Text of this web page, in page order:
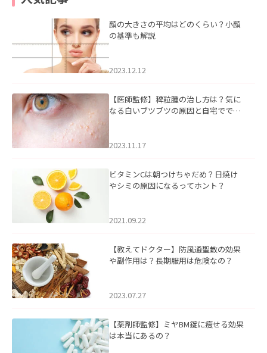
顔の大きさの平均はどのくらい？小顔
の基準も解説
2023.12.12
【医師監修】稗粒腫の治し方は？気に
なる白いブツブツの原因と自宅ででき
2023.11.17
ビタミンCは朝つけちゃだめ？日焼け
やシミの原因になるってホント？
2021.09.22
【教えてドクター】防風通聖散の効果
や副作用は？長期服用は危険なの？
2023.07.27
【薬剤師監修】ミヤBM錠に痩せる効果
は本当にあるの？